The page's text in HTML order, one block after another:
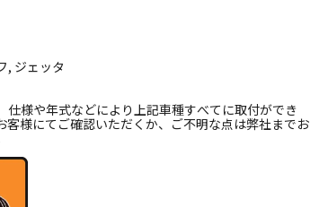
, ジェッタ
様や年式などにより上記車種すべてに取付ができ
客様にてご確認いただくか、ご不明な点は弊社までお